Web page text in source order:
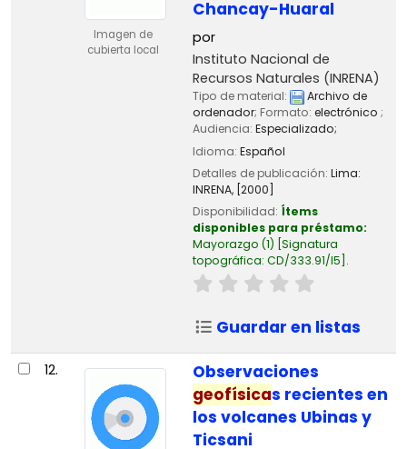
Imagen de
cubierta local
Chancay-Huaral
por
Instituto Nacional de
Recursos Naturales (INRENA)
Tipo de material:
Archivo de
ordenador; Formato: electrónico ;
Audiencia: Especializado;
Idioma: Español
Detalles de publicación: Lima:
INRENA, [2000]
Disponibilidad: Ítems
disponibles para préstamo:
Mayorazgo (1) Signatura
topográfica: CD/333.91/I5 .
Guardar en listas
12.
Observaciones
geofísicas recientes en
los volcanes Ubinas y
Ticsani